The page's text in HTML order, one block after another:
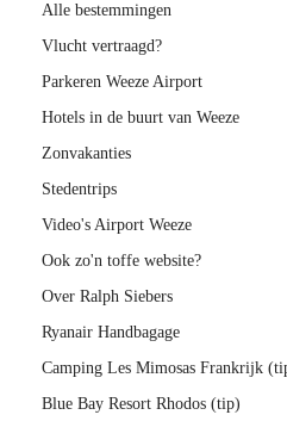
Alle bestemmingen
Vlucht vertraagd?
Parkeren Weeze Airport
Hotels in de buurt van Weeze
Zonvakanties
Stedentrips
Video's Airport Weeze
Ook zo'n toffe website?
Over Ralph Siebers
Ryanair Handbagage
Camping Les Mimosas Frankrijk
Blue Bay Resort Rhodos (tip)